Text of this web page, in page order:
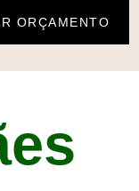
ORÇAMENTO